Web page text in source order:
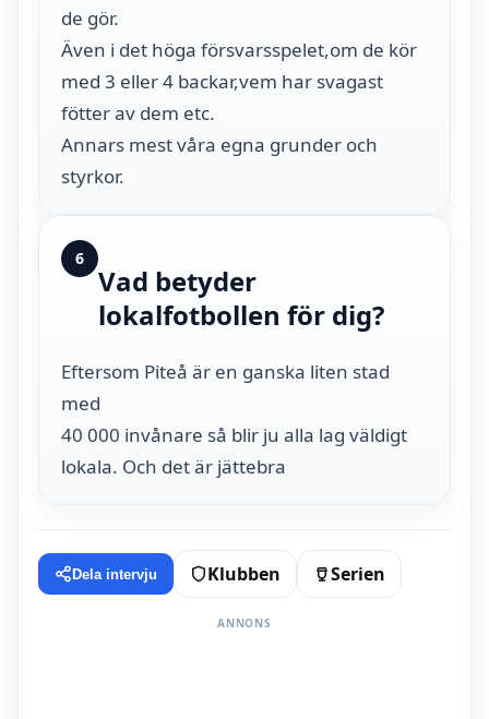
de gör.
Även i det höga försvarsspelet,om de kör
med 3 eller 4 backar,vem har svagast
fötter av dem etc.
Annars mest våra egna grunder och
styrkor.
6
Vad betyder
lokalfotbollen för dig?
Eftersom Piteå är en ganska liten stad
med
40 000 invånare så blir ju alla lag väldigt
lokala. Och det är jättebra
Dela intervju Klubben Serien
ANNONS